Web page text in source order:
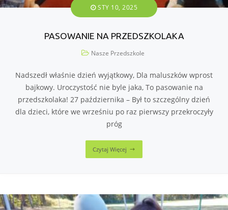
STY 10, 2025
PASOWANIE NA PRZEDSZKOLAKA
Nasze Przedszkole
Nadszedł właśnie dzień wyjątkowy, Dla maluszków wprost
bajkowy. Uroczystość nie byle jaka, To pasowanie na
przedszkolaka! 27 października – Był to szczególny dzień
dla dzieci, które we wrześniu po raz pierwszy przekroczyły
próg
Czytaj Więcej